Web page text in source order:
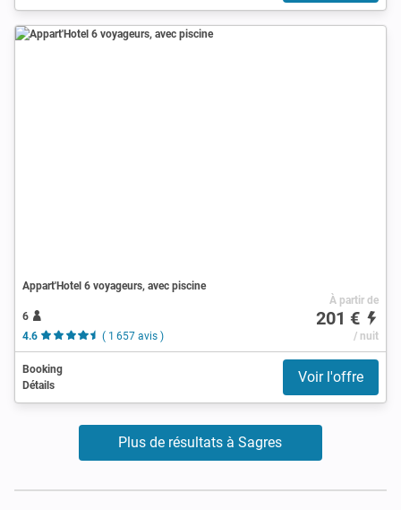
Appart'Hotel 6 voyageurs, avec piscine
6
4.6
( 1 657 avis )
À partir de
201 €
/ nuit
Booking
Détails
Voir l'offre
Plus de résultats à Sagres